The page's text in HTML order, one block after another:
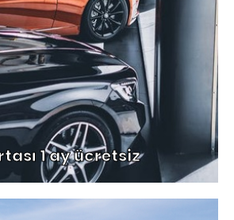
1 ay ücretsiz